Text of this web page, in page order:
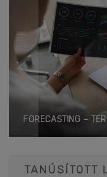
FORECASTING –
TANÚSÍTOTT